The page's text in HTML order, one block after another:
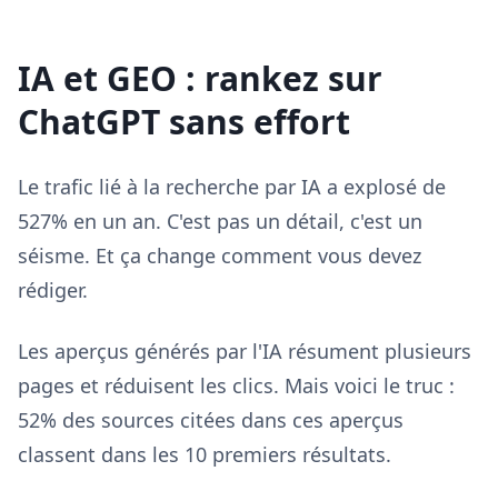
IA et GEO : rankez sur
ChatGPT sans effort
Le trafic lié à la recherche par IA a explosé de
527% en un an. C'est pas un détail, c'est un
séisme. Et ça change comment vous devez
rédiger.
Les aperçus générés par l'IA résument plusieurs
pages et réduisent les clics. Mais voici le truc :
52% des sources citées dans ces aperçus
classent dans les 10 premiers résultats.